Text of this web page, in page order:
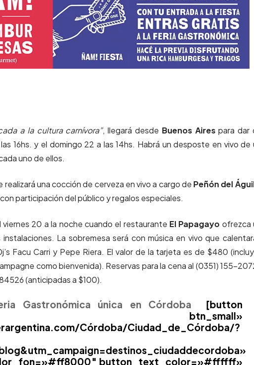
a la cultura carnívora”, llegará desde Buenos Aires para dar
16hs. y el domingo 22 a las 14hs. Habrá un desposte en vivo de
uno de ellos.
una cocción de cerveza en vivo a cargo de Peñón del
participación del público y regalos especiales.
20 a la noche cuando el restaurante El Papagayo ofrezca
La sobremesa será con música en vivo que
Facu Carri y Pepe Riera. El valor de la tarjeta es de $480
como bienvenida). Reservas para la cena al (0351) 155-
(anticipadas a $100).
Gastronómica única en Córdoba [button
btn_small»
Córdoba/Ciudad_de_Córdoba/?
button_text_color=»#ffffff»